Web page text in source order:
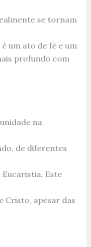
se tornam
um ato de fé e um
profundo com
na
de diferentes
Este
Cristo, apesar das